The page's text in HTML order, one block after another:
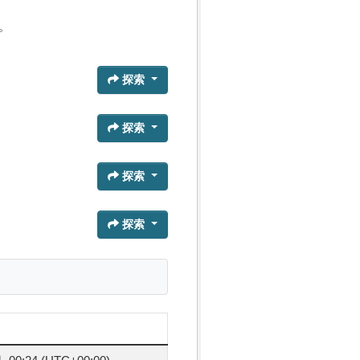
探索
探索
探索
探索